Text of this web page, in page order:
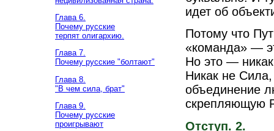
Глава 6.
Почему русские
терпят олигархию.
Глава 7.
Почему русские "болтают"
Глава 8.
"В чем сила, брат"
Глава 9.
Почему русские
проигрывают
идет об
Потому что
«команда» —
Но это —
Никак не
объединение
скрепляющую
Отступ. 2.